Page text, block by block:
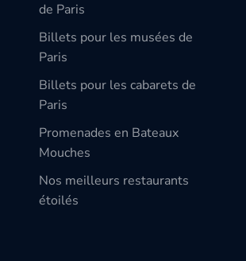
de Paris
Billets pour les musées de
Paris
Billets pour les cabarets de
Paris
Promenades en Bateaux
Mouches
Nos meilleurs restaurants
étoilés